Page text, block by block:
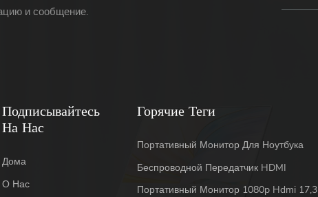
и сообщение.
Подписывайтесь
На Нас
Дома
О Нас
Горячие Теги
Портативный Монитор Для Ноутбука
Беспроводной Передатчик HDMI
Портативный Монитор 1080p Hdmi 17,3